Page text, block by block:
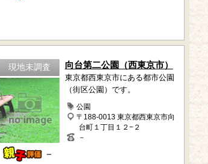
現地未調査
－
向台第二公園（西東京市）
東京都西東京市にある都市公園
（街区公園）です。
公園
〒188-0013 東京都西東京市向
台町１丁目１２−２
－